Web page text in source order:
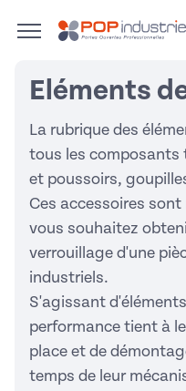
Eléments
La rubrique des
tous les composants
et poussoirs,
Ces accessoires
vous souhaitez
verrouillage d'une
industriels.
S'agissant
performance tient à
place et de
temps de leur